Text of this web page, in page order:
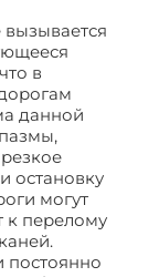
вызывается
в
данной
остановку
могут
к перелому
постоянно